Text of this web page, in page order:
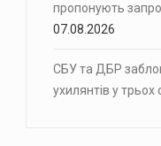
пропонують
07.08.2026
СБУ та ДБР
ухилянтів у трьох